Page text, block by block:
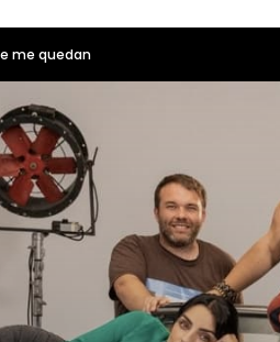
me quedan